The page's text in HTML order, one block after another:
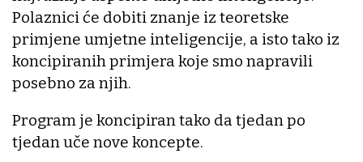
Polaznici će dobiti znanje iz teoretske
primjene umjetne inteligencije, a isto tako iz
koncipiranih primjera koje smo napravili
posebno za njih.
Program je koncipiran tako da tjedan po
tjedan uče nove koncepte.